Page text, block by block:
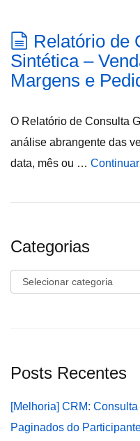
Relatório de
Sintética –
Margens e
O Relatório de Consulta
análise abrangente das
data, mês ou …
Categorias
Categorias
Posts Recentes
[Melhoria] CRM:
Paginados do